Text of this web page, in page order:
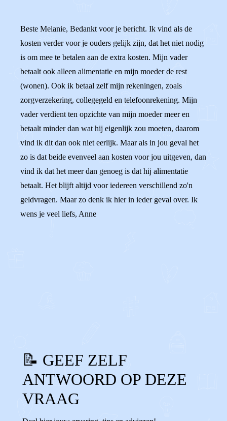
Beste Melanie, Bedankt voor je bericht. Ik vind als de
kosten verder voor je ouders gelijk zijn, dat het niet nodig
is om mee te betalen aan de extra kosten. Mijn vader
betaalt ook alleen alimentatie en mijn moeder de rest
(wonen). Ook ik betaal zelf mijn rekeningen, zoals
zorgverzekering, collegegeld en telefoonrekening. Mijn
vader verdient ten opzichte van mijn moeder meer en
betaalt minder dan wat hij eigenlijk zou moeten, daarom
vind ik dit dan ook niet eerlijk. Maar als in jou geval het
zo is dat beide evenveel aan kosten voor jou uitgeven, dan
vind ik dat het meer dan genoeg is dat hij alimentatie
betaalt. Het blijft altijd voor iedereen verschillend zo'n
geldvragen. Maar zo denk ik hier in ieder geval over. Ik
wens je veel liefs, Anne
📝 GEEF ZELF
ANTWOORD OP DEZE
VRAAG